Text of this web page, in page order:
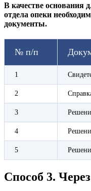
В качестве основания
отдела опеки
документы.
№ п/п
1
2
3
4
5
Способ 3.